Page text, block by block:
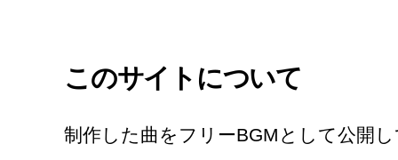
このサイトについて
制作した曲をフリーBGMとして公開し